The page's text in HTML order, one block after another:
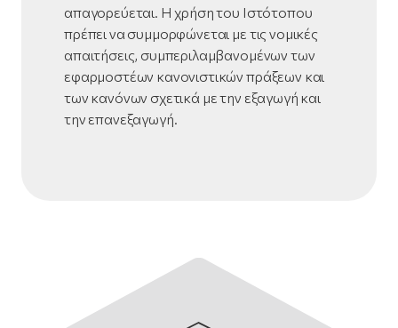
απαγορεύεται. Η χρήση του Ιστότοπου
πρέπει να συμμορφώνεται με τις νομικές
απαιτήσεις, συμπεριλαμβανομένων των
εφαρμοστέων κανονιστικών πράξεων και
των κανόνων σχετικά με την εξαγωγή και
την επανεξαγωγή.